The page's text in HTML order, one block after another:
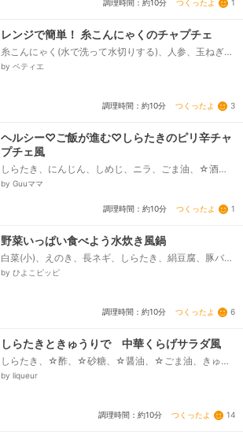
調理時間：約10分 つくったよ 1
レンジで簡単！ 糸こんにゃくのチャプチェ
糸こんにゃく(水で洗って水切りする)、人参、玉ねぎ、
ピーマン、☆水、☆砂糖、☆みりん、☆ごま油、☆し
by ペティエ
調理時間：約10分 つくったよ 3
ヘルシー♡ご飯が進む♡しらたきのピリ辛チャ
プチェ風
しらたき、にんじん、しめじ、ニラ、ごま油、‪☆酒、‪
☆‪鶏がらスープの素、みりん、醤油、‪☆豆板醤、‪☆に
by Guuママ
調理時間：約10分 つくったよ 1
野菜いっぱい食べよう水炊き風鍋
白菜(小)、えのき、長ネギ、しらたき、絹豆腐、豚バラ
しゃぶしゃぶ用肉、●水、●根こんぶだし(液体)、●鶏
by ひよこピッピ
調理時間：約10分 つくったよ 6
しらたきときゅうりで 中華くらげサラダ風
しらたき、☆酢、☆砂糖、☆醤油、☆ごま油、きゅう
り
by liqueur
調理時間：約10分 つくったよ 14